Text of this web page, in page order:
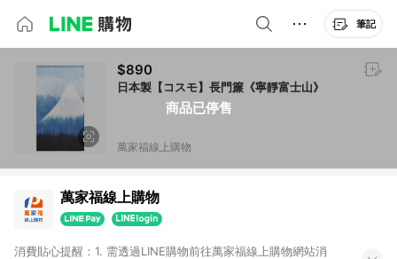
筆記
商品已停售
$890
日本製【コスモ】長門簾《寧靜富士山》
萬家福線上購物
萬家福線上購物
消費貼心提醒：1. 需透過LINE購物前往萬家福線上購物網站消